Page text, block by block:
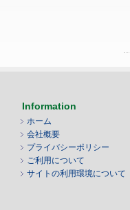
Information
ホーム
会社概要
プライバシーポリシー
ご利用について
サイトの利用環境について